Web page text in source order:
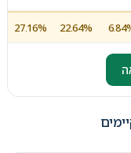
22.64%
27.16%